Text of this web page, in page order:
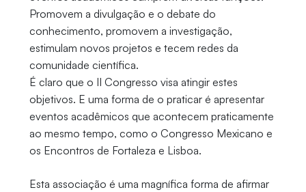
Promovem a divulgação e o debate do
conhecimento, promovem a investigação,
estimulam novos projetos e tecem redes da
comunidade científica.
É claro que o II Congresso visa atingir estes
objetivos. E uma forma de o praticar é apresentar
eventos acadêmicos que acontecem praticamente
ao mesmo tempo, como o Congresso Mexicano e
os Encontros de Fortaleza e Lisboa.
Esta associação é uma magnífica forma de afirmar